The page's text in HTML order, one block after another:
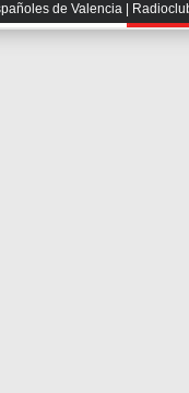
de Valencia |